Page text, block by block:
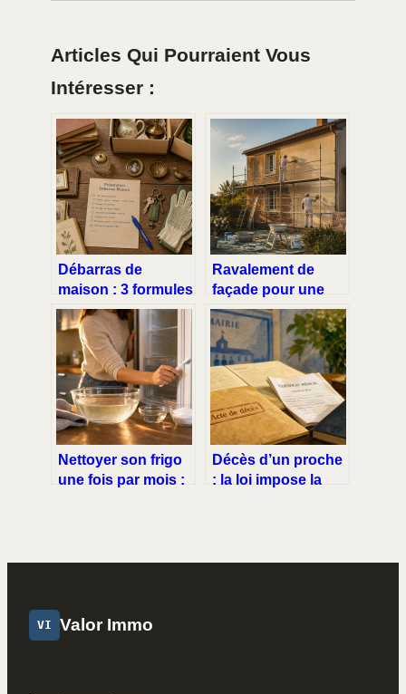
Articles Qui Pourraient Vous
Intéresser :
Débarras de
maison : 3 formules
tarifaires pour vider
votre logement en
toute sérénité
Ravalement de
façade pour une
maison de 100 m² :
quel budget prévoir
en 2024 ?
Nettoyer son frigo
une fois par mois :
Décès d’un proche
: la loi impose la
toute la famille
VI Valor Immo